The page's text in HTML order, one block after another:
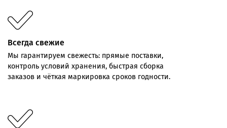
Всегда свежие
Мы гарантируем свежесть: прямые поставки,
контроль условий хранения, быстрая сборка
заказов и чёткая маркировка сроков годности.